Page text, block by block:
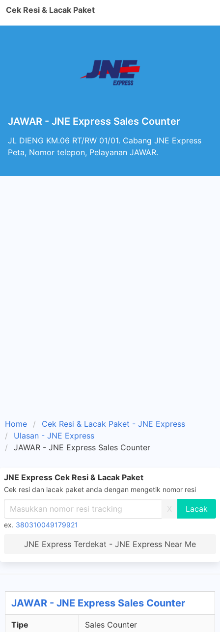
Cek Resi & Lacak Paket
JAWAR - JNE Express Sales Counter
JL DIENG KM.06 RT/RW 01/01. Cabang JNE Express
Peta, Nomor telepon, Pelayanan JAWAR.
Home
Cek Resi & Lacak Paket - JNE Express
Ulasan - JNE Express
JAWAR - JNE Express Sales Counter
JNE Express Cek Resi & Lacak Paket
Cek resi dan lacak paket anda dengan mengetik nomor resi
X
ex. 380310049179921
JNE Express Terdekat - JNE Express Near Me
JAWAR - JNE Express Sales Counter
Tipe Sales Counter